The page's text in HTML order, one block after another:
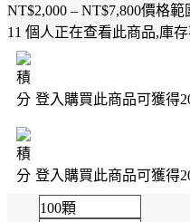
NT$2,000 – NT$7,800價格範
11 個人正在查看此商品,庫
登入購買此商品可獲得
登入購買此商品可獲得
100顆